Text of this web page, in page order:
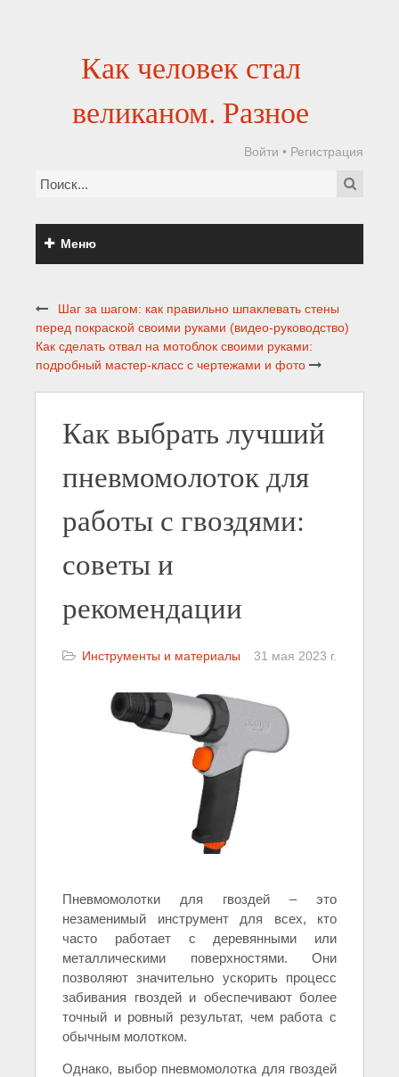
Как человек стал
великаном. Разное
Войти • Регистрация
Меню
Шаг за шагом: как правильно шпаклевать стены
перед покраской своими руками (видео-руководство)
Как сделать отвал на мотоблок своими руками:
подробный мастер-класс с чертежами и фото
Как выбрать лучший
пневмомолоток для
работы с гвоздями:
советы и
рекомендации
Инструменты и материалы 31 мая 2023 г.
Пневмомолотки для гвоздей – это
незаменимый инструмент для всех, кто
часто работает с деревянными или
металлическими поверхностями. Они
позволяют значительно ускорить процесс
забивания гвоздей и обеспечивают более
точный и ровный результат, чем работа с
обычным молотком.
Однако, выбор пневмомолотка для гвоздей